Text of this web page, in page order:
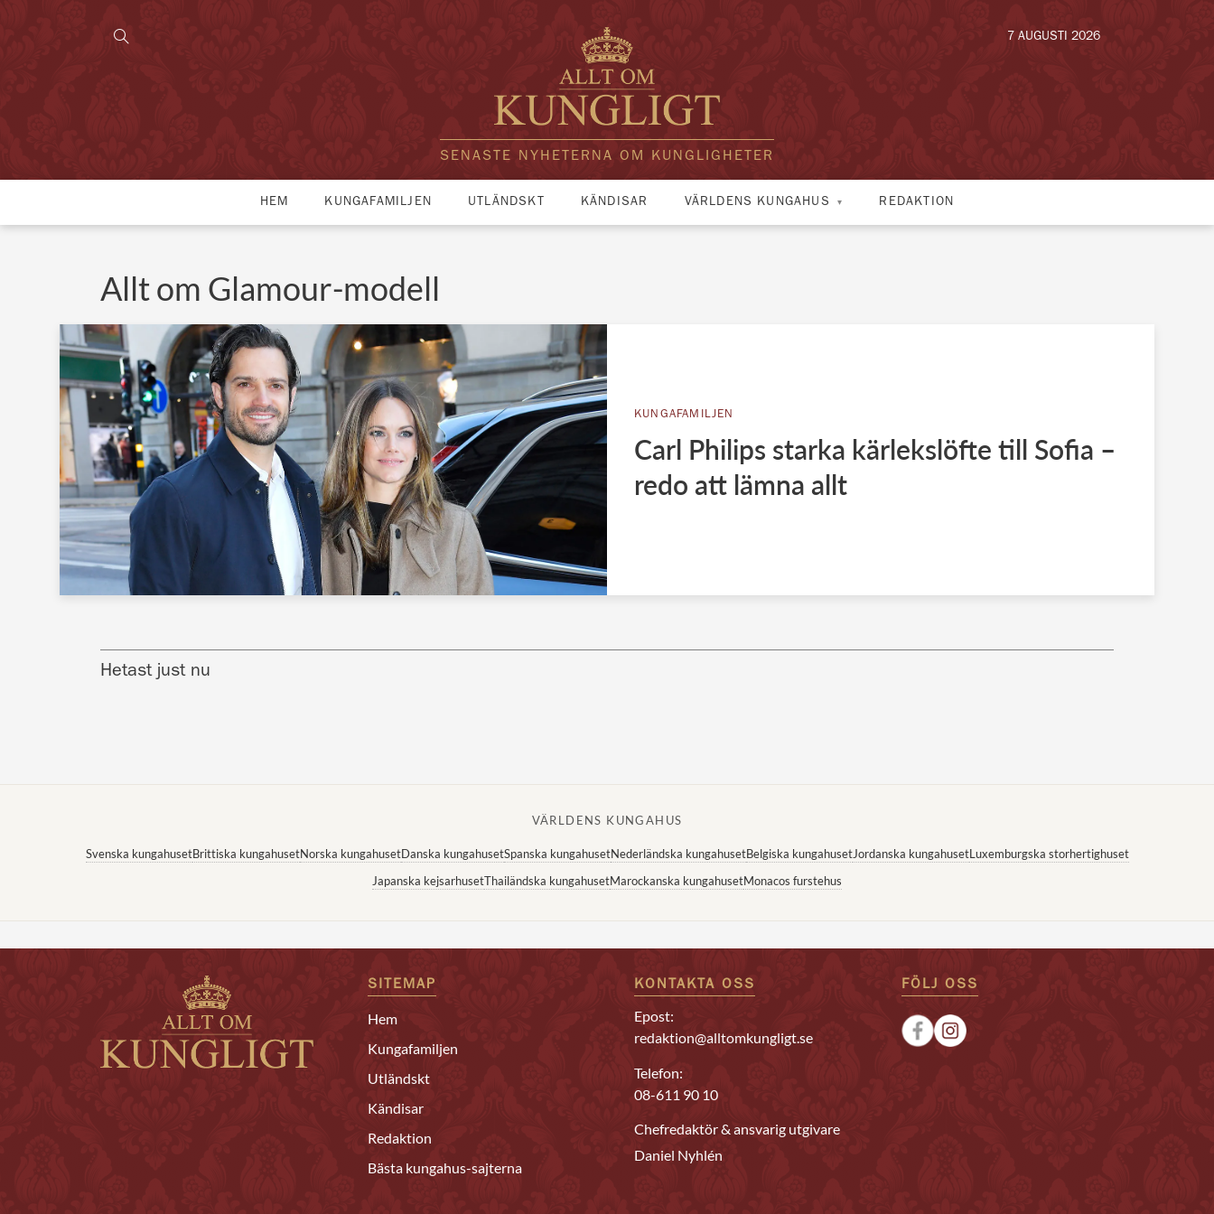
SENASTE NYHETERNA OM KUNGLIGHETER
7 AUGUSTI 2026
HEM KUNGAFAMILJEN UTLÄNDSKT KÄNDISAR VÄRLDENS KUNGAHUS REDAKTION
Allt om Glamour-modell
KUNGAFAMILJEN
Carl Philips starka kärlekslöfte till Sofia –
redo att lämna allt
Hetast just nu
VÄRLDENS KUNGAHUS
Svenska kungahusetBrittiska kungahusetNorska kungahusetDanska kungahusetSpanska kungahusetNederländska kungahusetBelgiska kungahusetJordanska kungahusetLuxemburgska storhertighuset
Japanska kejsarhusetThailändska kungahusetMarockanska kungahusetMonacos furstehus
SITEMAP
Hem
Kungafamiljen
Utländskt
Kändisar
Redaktion
Bästa kungahus-sajterna
KONTAKTA OSS
Epost:
redaktion@alltomkungligt.se
Telefon:
08-611 90 10
Chefredaktör & ansvarig utgivare
Daniel Nyhlén
FÖLJ OSS